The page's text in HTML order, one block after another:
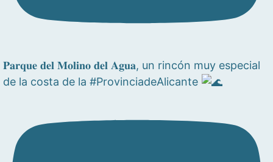
𝐏𝐚𝐫𝐪𝐮𝐞 𝐝𝐞𝐥 𝐌𝐨𝐥𝐢𝐧𝐨 𝐝𝐞𝐥 𝐀𝐠𝐮𝐚, un rincón muy especial
de la costa de la #ProvinciadeAlicante